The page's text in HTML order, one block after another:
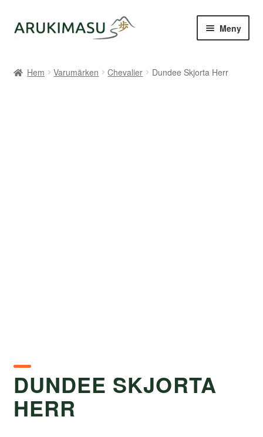
Hoppa
till
Hoppa
till
Meny
Hem Varumärken Chevalier Dundee Skjorta Herr
DUNDEE SKJORTA
HERR